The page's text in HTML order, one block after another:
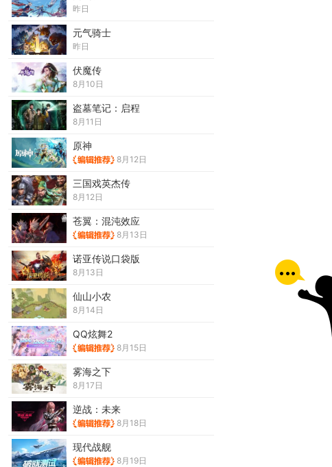
昨日
元气骑士
昨日
伏魔传
8月10日
盗墓笔记：启程
8月11日
原神
8月12日
三国戏英杰传
8月12日
苍翼：混沌效应
8月13日
诺亚传说口袋版
8月13日
仙山小农
8月14日
QQ炫舞2
8月15日
雾海之下
8月17日
逆战：未来
8月18日
现代战舰
8月19日